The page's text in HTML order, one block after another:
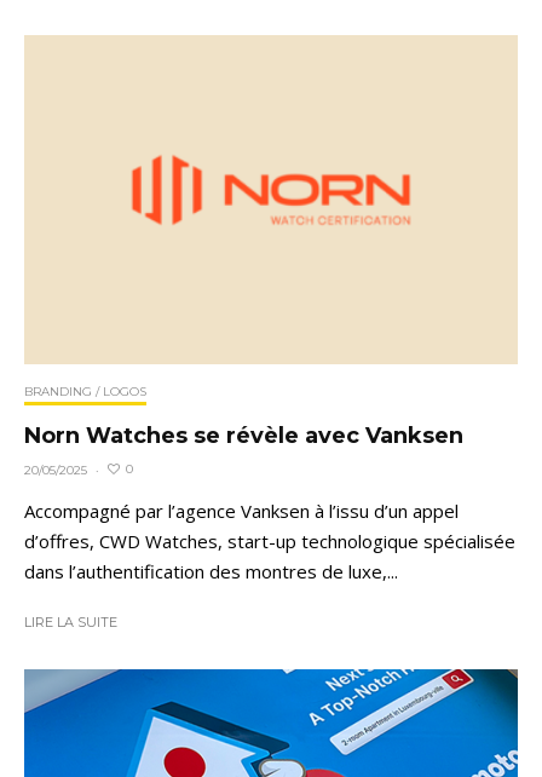
BRANDING / LOGOS
Norn Watches se révèle avec Vanksen
20/05/2025 · 0
Accompagné par l’agence Vanksen à l’issu d’un appel
d’offres, CWD Watches, start-up technologique spécialisée
dans l’authentification des montres de luxe,...
LIRE LA SUITE